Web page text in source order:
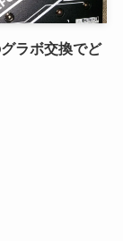
ラボ交換でど